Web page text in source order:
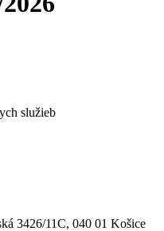
služieb
3426/11C, 040 01 Košice